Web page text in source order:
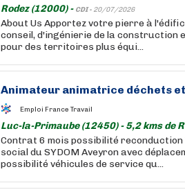
Rodez (12000) - CDI - 20/07/2026
About Us Apportez votre pierre à
conseil, d'ingénierie de la construction
pour des territoires plus équi...
Animateur animatrice déchets
Emploi France Travail
Luc-la-Primaube (12450) - 5,2 kms de
Contrat 6 mois possibilité
social du SYDOM Aveyron avec
possibilité véhicules de service qu...